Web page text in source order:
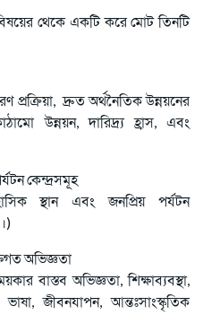
থেকে একটি করে মোট তিনটি
প্রক্রিয়া, দ্রুত অর্থনৈতিক উন্নয়নের
উন্নয়ন, দারিদ্র্য হ্রাস, এবং
কেন্দ্রসমূহ
স্থান এবং জনপ্রিয় পর্যটন
অভিজ্ঞতা
বাস্তব অভিজ্ঞতা, শিক্ষাব্যবস্থা,
জীবনযাপন, আন্তঃসাংস্কৃতিক